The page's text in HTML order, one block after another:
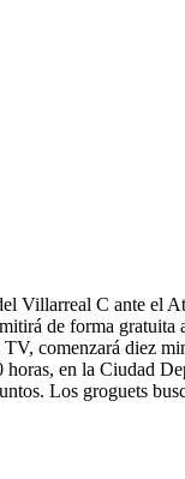
Villarreal C ante el
de forma gratuita
comenzará diez
en la Ciudad
Los groguets